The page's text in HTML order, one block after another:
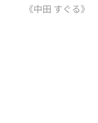
《中田 すぐる》